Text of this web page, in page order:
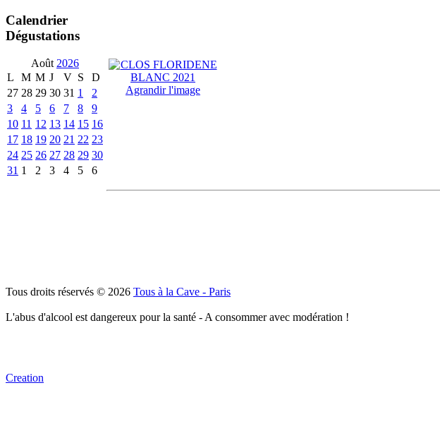
Calendrier
Dégustations
Août 2026
L
M M J V S
D
27 28 29 30 31 1
2
3
4 5 6 7 8
9
10 11 12 13 14 15 16
17 18 19 20 21 22 23
24 25 26 27 28 29 30
31 1 2 3 4 5 6
Agrandir l'image
Tous droits réservés © 2026 Tous à la Cave - Paris
L'abus d'alcool est dangereux pour la santé - A consommer avec modération !
Creation